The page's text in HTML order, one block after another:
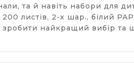
та й навіть набори для
листів, 2-х шар., білий
найкращий вибір та